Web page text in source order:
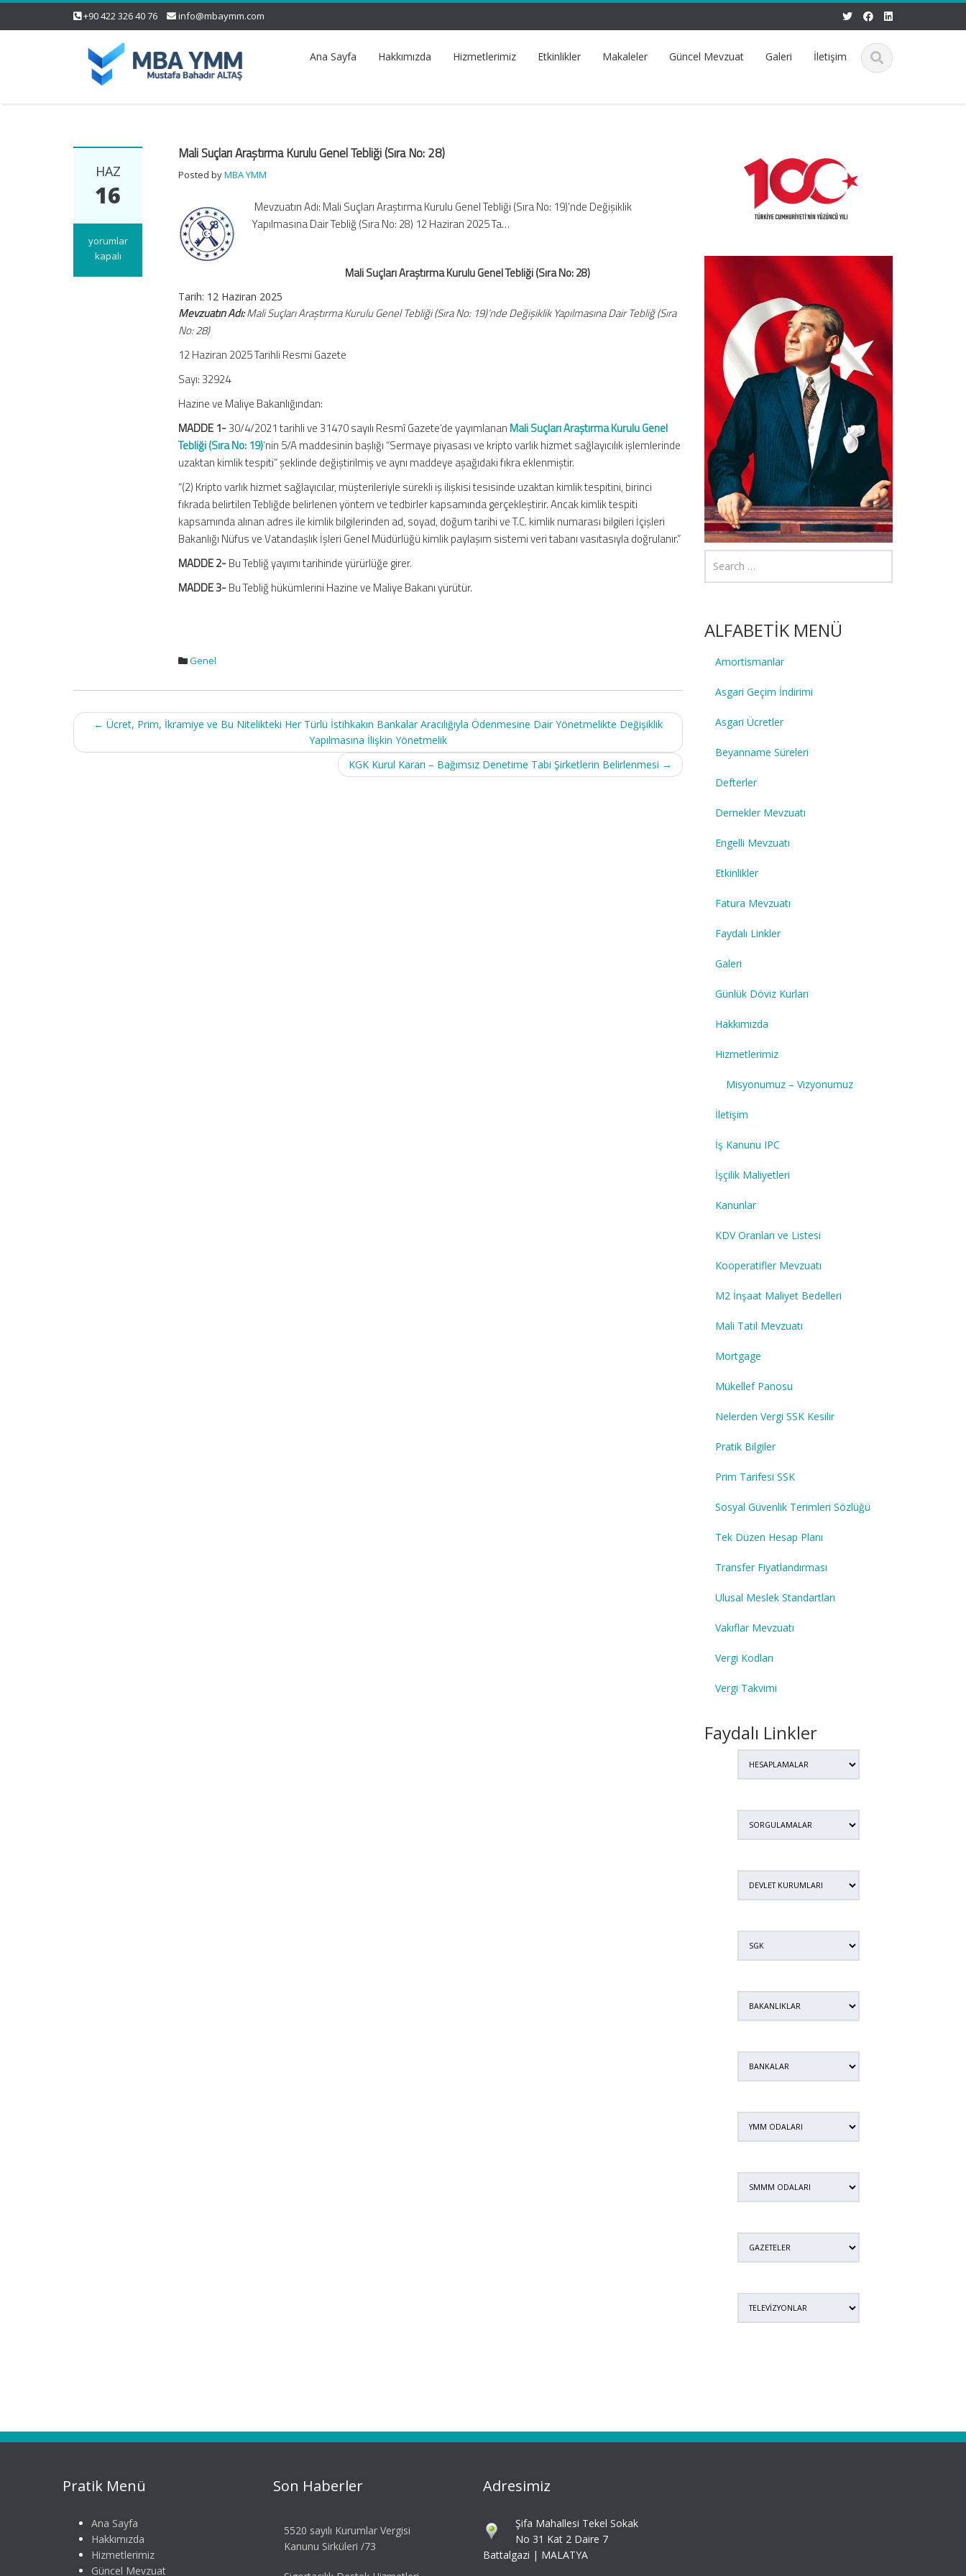
+90 422 326 40 76 info@mbaymm.com
Ana Sayfa Hakkımızda Hizmetlerimiz Etkinlikler Makaleler Güncel Mevzuat Galeri İletişim
HAZ
16
Mali
Suçları
yorumlar
kapalı
Mali Suçları Araştırma Kurulu Genel Tebliği (Sıra No: 28)
Posted byMBA YMM
Mevzuatın Adı: Mali Suçları Araştırma Kurulu Genel Tebliği (Sıra No: 19)’nde Değişiklik
Yapılmasına Dair Tebliğ (Sıra No: 28) 12 Haziran 2025 Ta…
Mali Suçları Araştırma Kurulu Genel Tebliği (Sıra No: 28)
Tarih: 12 Haziran 2025
Mevzuatın Adı:Mali Suçları Araştırma Kurulu Genel Tebliği (Sıra No: 19)’nde Değişiklik Yapılmasına Dair Tebliğ (Sıra
No: 28)
12 Haziran 2025 Tarihli Resmi Gazete
Sayı: 32924
Hazine ve Maliye Bakanlığından:
MADDE 1-30/4/2021 tarihli ve 31470 sayılı Resmî Gazete’de yayımlanan Mali Suçları Araştırma Kurulu Genel
Tebliği (Sıra No: 19)’nin 5/A maddesinin başlığı “Sermaye piyasası ve kripto varlık hizmet sağlayıcılık işlemlerinde
uzaktan kimlik tespiti” şeklinde değiştirilmiş ve aynı maddeye aşağıdaki fıkra eklenmiştir.
“(2) Kripto varlık hizmet sağlayıcılar, müşterileriyle sürekli iş ilişkisi tesisinde uzaktan kimlik tespitini, birinci
fıkrada belirtilen Tebliğde belirlenen yöntem ve tedbirler kapsamında gerçekleştirir. Ancak kimlik tespiti
kapsamında alınan adres ile kimlik bilgilerinden ad, soyad, doğum tarihi ve T.C. kimlik numarası bilgileri İçişleri
Bakanlığı Nüfus ve Vatandaşlık İşleri Genel Müdürlüğü kimlik paylaşım sistemi veri tabanı vasıtasıyla doğrulanır.”
MADDE 2-Bu Tebliğ yayımı tarihinde yürürlüğe girer.
MADDE 3-Bu Tebliğ hükümlerini Hazine ve Maliye Bakanı yürütür.
Genel
Post
navigation
← Ücret, Prim, İkramiye ve Bu Nitelikteki Her Türlü İstihkakın Bankalar Aracılığıyla Ödenmesine Dair Yönetmelikte Değişiklik
Yapılmasına İlişkin Yönetmelik
KGK Kurul Kararı – Bağımsız Denetime Tabi Şirketlerin Belirlenmesi →
ALFABETİK MENÜ
Amortismanlar
Asgari Geçim İndirimi
Asgari Ücretler
Beyanname Süreleri
Defterler
Dernekler Mevzuatı
Engelli Mevzuatı
Etkinlikler
Fatura Mevzuatı
Faydalı Linkler
Galeri
Günlük Döviz Kurları
Hakkımızda
Hizmetlerimiz
Misyonumuz – Vizyonumuz
İletişim
İş Kanunu IPC
İşçilik Maliyetleri
Kanunlar
KDV Oranları ve Listesi
Kooperatifler Mevzuatı
M2 İnşaat Maliyet Bedelleri
Mali Tatil Mevzuatı
Mortgage
Mükellef Panosu
Nelerden Vergi SSK Kesilir
Pratik Bilgiler
Prim Tarifesi SSK
Sosyal Güvenlik Terimleri Sözlüğü
Tek Düzen Hesap Planı
Transfer Fiyatlandırması
Ulusal Meslek Standartları
Vakıflar Mevzuatı
Vergi Kodları
Vergi Takvimi
Faydalı Linkler
Pratik Menü
Ana Sayfa
Hakkımızda
Hizmetlerimiz
Güncel Mevzuat
Son Haberler
5520 sayılı Kurumlar Vergisi
Kanunu Sirküleri /73
Adresimiz
Şifa Mahallesi Tekel Sokak
No 31 Kat 2 Daire 7
Battalgazi | MALATYA